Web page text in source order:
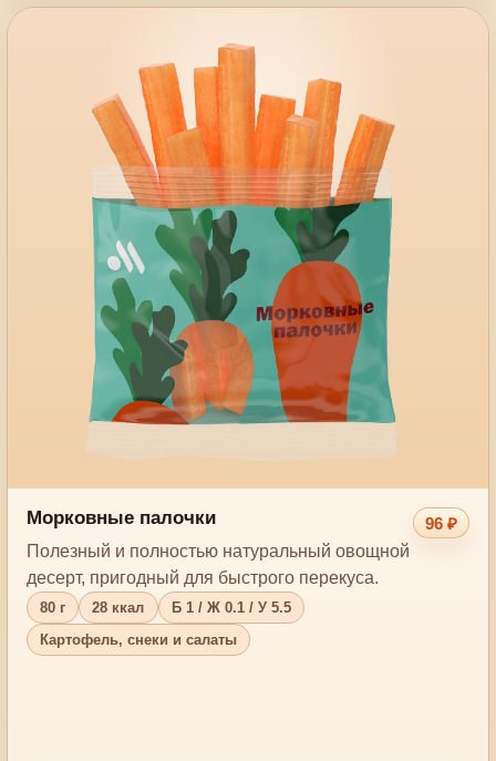
Морковные палочки
96 ₽
Полезный и полностью натуральный овощной
десерт, пригодный для быстрого перекуса.
80 г 28 ккал
Б 1 / Ж 0.1 / У 5.5
Картофель, снеки и салаты